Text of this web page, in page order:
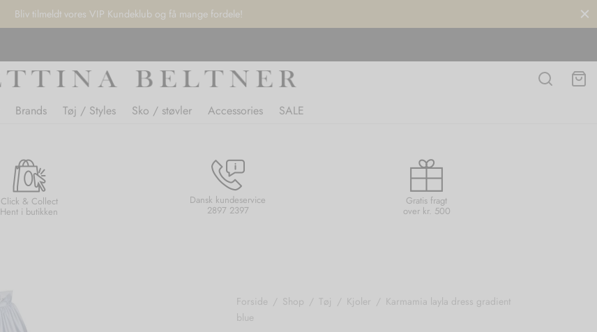
Bliv tilmeldt vores VIP Kundeklub og få mange fordele!
Brands Tøj / Styles Sko / støvler Accessories SALE
Click & Collect
Hent i butikken
Dansk kundeservice
2897 2397
Gratis fragt
over kr. 500
Forside / Shop / Tøj / Kjoler / Karmamia layla dress gradient
blue